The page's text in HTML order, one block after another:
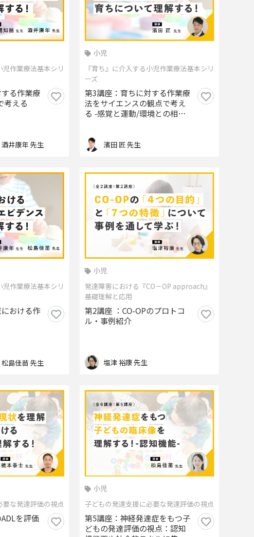
児作業療法基本シリ
る作業療
考える
井康年 先生
小児
『育ち』に介入する小児作業療法基本シリ
ーズ
第3講座：育ちに対する作業療
法をサイエンスの観点で考え
る -感覚と運動/環境との相互
濱田 匠 先生
児作業療法基本シリ
おける作
島佳苗 先生
小児
発達障害における『CO－OP approach』
基礎理解と応用
第2講座 ：CO-OPのプロトコ
ル・事例紹介
塩津 裕康 先生
な発達評価の視点
を評価
小児
子どもの発達支援に必要な発達評価の視点
第5講座：神経発達症をもつ子
どもの発達評価の視点：認知